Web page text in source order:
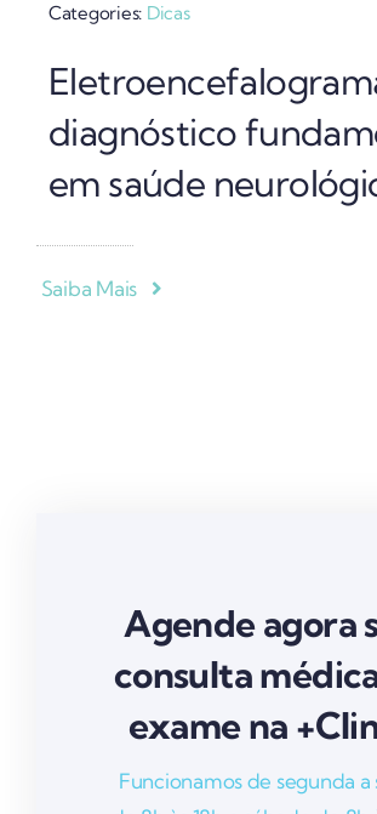
Categories: Dicas
diagnóstico
em saúde
Saiba Mais
Agende agora
consulta
exame na
Funcionamos de segunda a